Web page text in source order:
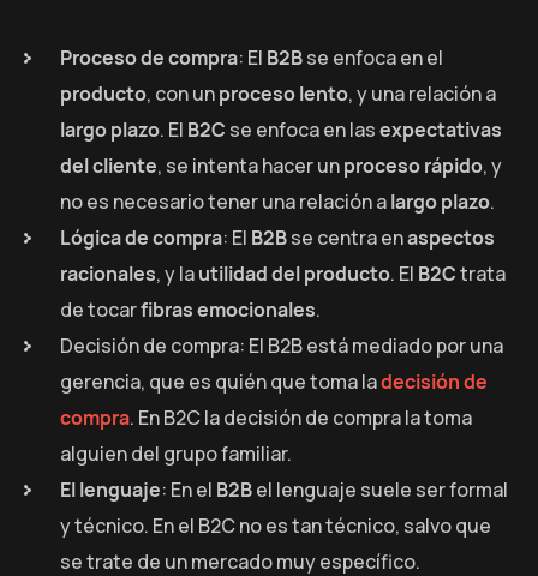
Proceso de compra: El B2Bse enfoca en el
producto, con unproceso lento, y una relación a
largo plazo. El B2C se enfoca en lasexpectativas
del cliente, se intenta hacer unproceso rápido, y
no es necesario tener una relación alargo plazo.
Lógica de compra: El B2Bse centra enaspectos
racionales, y lautilidad del producto. El B2Ctrata
de tocarfibras emocionales.
Decisión de compra: El B2B está mediado por una
gerencia, que es quién que toma ladecisión de
compra. En B2C la decisión de compra la toma
alguien del grupo familiar.
El lenguaje: En el B2Bel lenguaje suele ser formal
y técnico. En el B2C no es tan técnico, salvo que
se trate de un mercado muy específico.